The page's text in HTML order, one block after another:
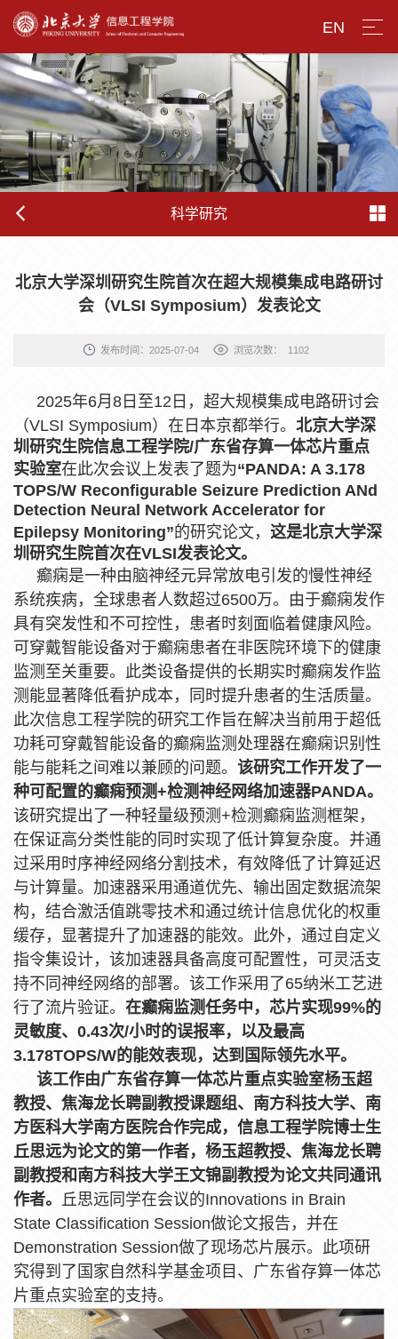
EN
科学研究
北京大学深圳研究生院首次在超大规模集成电路研讨
会（VLSI Symposium）发表论文
发布时间：2025-07-04 浏览次数： 1102
2025年6月8日至12日，超大规模集成电路研讨会
（VLSI Symposium）在日本京都举行。 北京大学深
圳研究生院信息工程学院/广东省存算一体芯片重点
实验室在此次会议上发表了题为“PANDA: A 3.178
TOPS/W Reconfigurable Seizure Prediction ANd
Detection Neural Network Accelerator for
Epilepsy Monitoring”的研究论文， 这是北京大学深
圳研究生院首次在VLSI发表论文。
癫痫是一种由脑神经元异常放电引发的慢性神经
系统疾病，全球患者人数超过6500万。由于癫痫发作
具有突发性和不可控性，患者时刻面临着健康风险。
可穿戴智能设备对于癫痫患者在非医院环境下的健康
监测至关重要。此类设备提供的长期实时癫痫发作监
测能显著降低看护成本，同时提升患者的生活质量。
此次信息工程学院的研究工作旨在解决当前用于超低
功耗可穿戴智能设备的癫痫监测处理器在癫痫识别性
能与能耗之间难以兼顾的问题。 该研究工作开发了一
种可配置的癫痫预测+检测神经网络加速器PANDA。
该研究提出了一种轻量级预测+检测癫痫监测框架，
在保证高分类性能的同时实现了低计算复杂度。并通
过采用时序神经网络分割技术，有效降低了计算延迟
与计算量。加速器采用通道优先、输出固定数据流架
构，结合激活值跳零技术和通过统计信息优化的权重
缓存，显著提升了加速器的能效。此外，通过自定义
指令集设计，该加速器具备高度可配置性，可灵活支
持不同神经网络的部署。该工作采用了65纳米工艺进
行了流片验证。 在癫痫监测任务中， 芯片实现99%的
灵敏度、0.43次/小时的误报率，以及最高
3.178TOPS/W的能效表现，达到国际领先水平。
该工作由广东省存算一体芯片重点实验室杨玉超
教授、焦海龙长聘副教授课题组、 南方科技大学、南
方医科大学南方医院合作完成，信息工程学院博士生
丘思远为论文的第一作者，杨玉超教授、焦海龙长聘
副教授和南方科技大学王文锦副教授为论文共同通讯
作者。
丘思远同学在会议的Innovations in Brain
State Classification Session做论文报告，并在
Demonstration Session做了现场芯片展示。此项研
究得到了国家自然科学基金项目、广东省存算一体芯
片重点实验室的支持。